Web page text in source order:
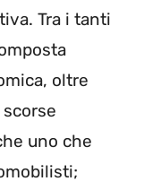
Tra i tanti
oltre
uno che